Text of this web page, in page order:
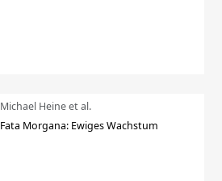
Michael Heine et al.
Fata Morgana: Ewiges Wachstum